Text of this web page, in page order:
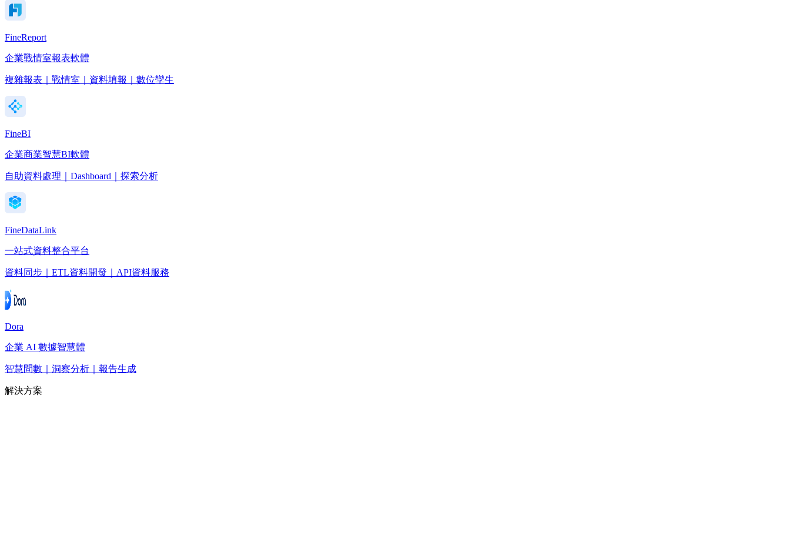
FineReport
企業戰情室報表軟體
複雜報表｜戰情室｜資料填報｜數位孿生
FineBI
企業商業智慧BI軟體
自助資料處理｜Dashboard｜探索分析
FineDataLink
一站式資料整合平台
資料同步｜ETL資料開發｜API資料服務
Dora
企業 AI 數據智慧體
智慧問數｜洞察分析｜報告生成
解決方案